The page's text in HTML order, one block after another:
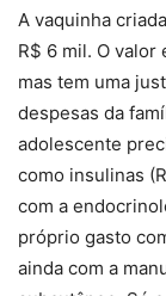
A vaquinha
R$ 6 mil. O valor
mas tem uma
despesas da
adolescente
como insulinas
com a
próprio gasto
ainda com a